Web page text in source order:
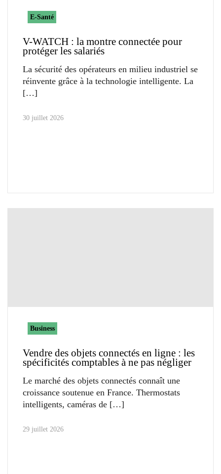
E-Santé
V-WATCH : la montre connectée pour
protéger les salariés
La sécurité des opérateurs en milieu industriel se
réinvente grâce à la technologie intelligente. La
30 juillet 2026
Business
Vendre des objets connectés en ligne : les
spécificités comptables à ne pas négliger
Le marché des objets connectés connaît une
croissance soutenue en France. Thermostats
intelligents, caméras de
29 juillet 2026